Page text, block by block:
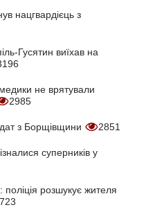
нацгвардієць з
Гусятин виїхав на
не врятували
2985
з Борщівщини 2851
суперників у
розшукує жителя